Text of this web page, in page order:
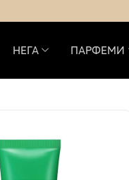
НЕГА ПАРФЕМИ